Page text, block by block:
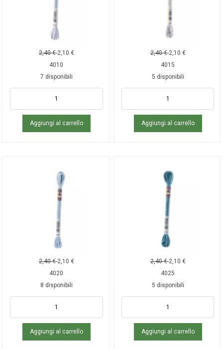
2,40€ 2,10 €
4010
7 disponibili
Aggiungi al carrello
2,40€ 2,10 €
4015
5 disponibili
Aggiungi al carrello
2,40€ 2,10 €
4020
8 disponibili
Aggiungi al carrello
2,40€ 2,10 €
4025
5 disponibili
Aggiungi al carrello